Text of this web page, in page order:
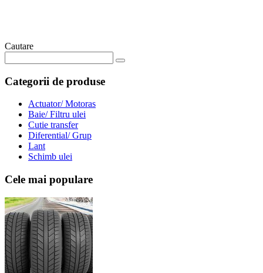
Cautare
Categorii de produse
Actuator/ Motoras
Baie/ Filtru ulei
Cutie transfer
Diferential/ Grup
Lant
Schimb ulei
Cele mai populare